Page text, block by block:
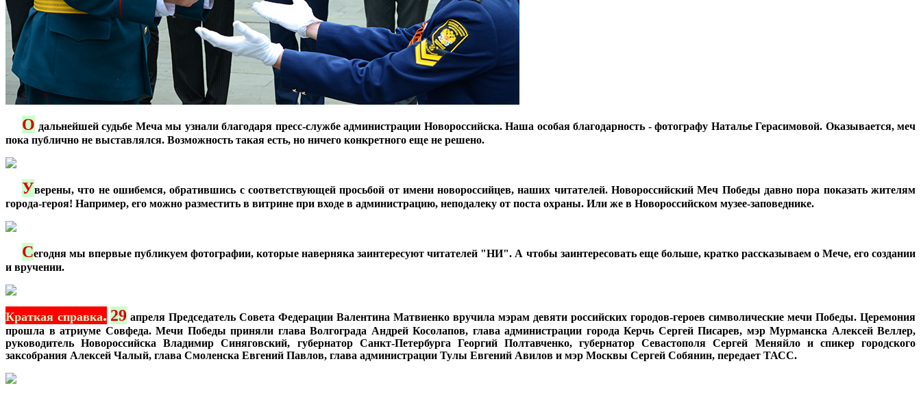
О дальнейшей судьбе Меча мы узнали благодаря пресс-службе администрации Новороссийска. Наша особая благодарность - фотографу Наталье Герасимовой. Оказывается, меч
пока публично не выставлялся. Возможность такая есть, но ничего конкретного еще не решено.
Уверены, что не ошибемся, обратившись с соответствующей просьбой от имени новороссийцев, наших читателей. Новороссийский Меч Победы давно пора показать жителям
города-героя! Например, его можно разместить в витрине при входе в администрацию, неподалеку от поста охраны. Или же в Новороссийском музее-заповеднике.
Сегодня мы впервые публикуем фотографии, которые наверняка заинтересуют читателей "НИ". А чтобы заинтересовать еще больше, кратко рассказываем о Мече, его создании
и вручении.
Краткая справка. 29 апреля Председатель Совета Федерации Валентина Матвиенко вручила мэрам девяти российских городов-героев символические мечи Победы. Церемония
прошла в атриуме Совфеда. Мечи Победы приняли глава Волгограда Андрей Косолапов, глава администрации города Керчь Сергей Писарев, мэр Мурманска Алексей Веллер,
руководитель Новороссийска Владимир Синяговский, губернатор Санкт-Петербурга Георгий Полтавченко, губернатор Севастополя Сергей Меняйло и спикер городского
заксобрания Алексей Чалый, глава Смоленска Евгений Павлов, глава администрации Тулы Евгений Авилов и мэр Москвы Сергей Собянин, передает ТАСС.